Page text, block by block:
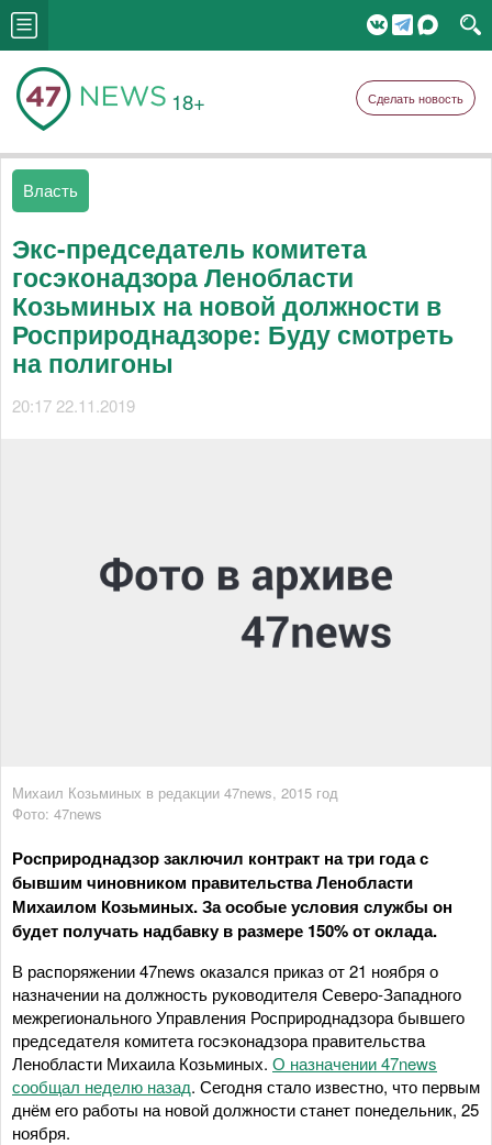
18+ Сделать новость
Власть
Экс-председатель комитета
госэконадзора Ленобласти
Козьминых на новой должности в
Росприроднадзоре: Буду смотреть
на полигоны
20:17 22.11.2019
Михаил Козьминых в редакции 47news, 2015 год
Фото: 47news
Росприроднадзор заключил контракт на три года с
бывшим чиновником правительства Ленобласти
Михаилом Козьминых. За особые условия службы он
будет получать надбавку в размере 150% от оклада.
В распоряжении 47news оказался приказ от 21 ноября о
назначении на должность руководителя Северо-Западного
межрегионального Управления Росприроднадзора бывшего
председателя комитета госэконадзора правительства
Ленобласти Михаила Козьминых. О назначении 47news
сообщал неделю назад. Сегодня стало известно, что первым
днём его работы на новой должности станет понедельник, 25
ноября.